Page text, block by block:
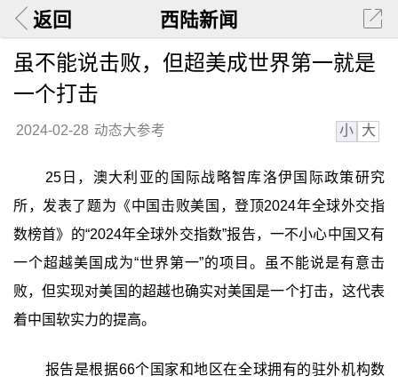
返回 西陆新闻
虽不能说击败，但超美成世界第一就是
一个打击
2024-02-28 动态大参考 小 大
25日，澳大利亚的国际战略智库洛伊国际政策研究
所，发表了题为《中国击败美国，登顶2024年全球外交指
数榜首》的“2024年全球外交指数”报告，一不小心中国又有
一个超越美国成为“世界第一”的项目。虽不能说是有意击
败，但实现对美国的超越也确实对美国是一个打击，这代表
着中国软实力的提高。
报告是根据66个国家和地区在全球拥有的驻外机构数